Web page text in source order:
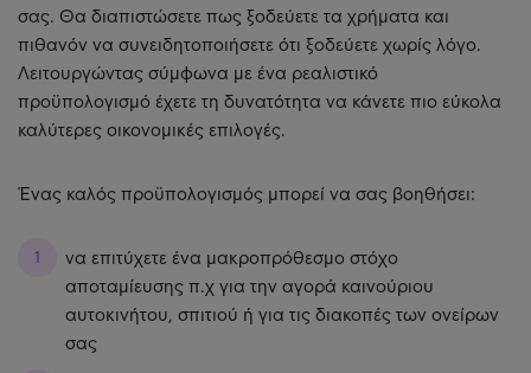
σας. Θα διαπιστώσετε πως ξοδεύετε τα χρήματα και
πιθανόν να συνειδητοποιήσετε ότι ξοδεύετε χωρίς λόγο.
Λειτουργώντας σύμφωνα με ένα ρεαλιστικό
προϋπολογισμό έχετε τη δυνατότητα να κάνετε πιο εύκολα
καλύτερες οικονομικές επιλογές.
Ένας καλός προϋπολογισμός μπορεί να σας βοηθήσει:
να επιτύχετε ένα μακροπρόθεσμο στόχο
αποταμίευσης π.χ για την αγορά καινούριου
αυτοκινήτου, σπιτιού ή για τις διακοπές των ονείρων
σας